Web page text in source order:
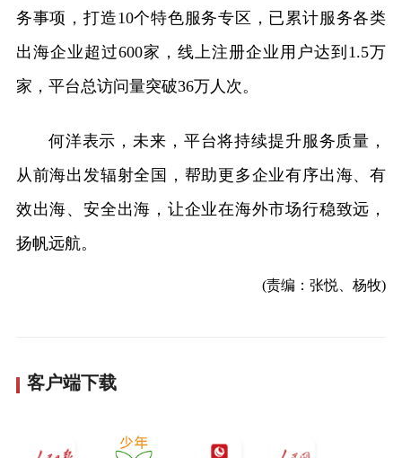
务事项，打造10个特色服务专区，已累计服务各类
出海企业超过600家，线上注册企业用户达到1.5万
家，平台总访问量突破36万人次。
何洋表示，未来，平台将持续提升服务质量，
从前海出发辐射全国，帮助更多企业有序出海、有
效出海、安全出海，让企业在海外市场行稳致远，
扬帆远航。
(责编：张悦、杨牧)
客户端下载